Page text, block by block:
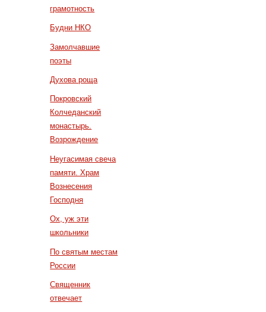
грамотность
Будни НКО
Замолчавшие
поэты
Духова роща
Покровский
Колчеданский
монастырь.
Возрождение
Неугасимая свеча
памяти. Храм
Вознесения
Господня
Ох, уж эти
школьники
По святым местам
России
Священник
отвечает